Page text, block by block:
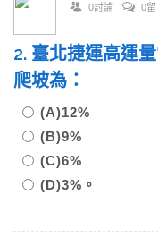
0討論 0留
2. 臺北捷運高運
爬坡為：
(A)12%
(B)9%
(C)6%
(D)3%。